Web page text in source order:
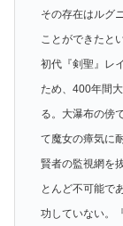
その存在はルグ
ことができたと
初代『剣聖』レ
ため、400年間
る。大瀑布の傍
て魔女の瘴気に
賢者の監視網を
とんど不可能で
功していない。